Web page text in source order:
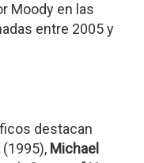
Moody en las
entre 2005 y
destacan
(1995), Michael